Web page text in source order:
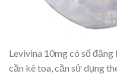
Levivina 10mg có số
cần kê toa, cần sử dụng